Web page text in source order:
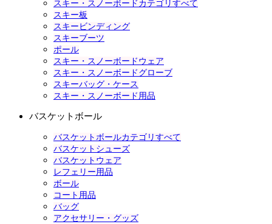
スキー・スノーボードカテゴリすべて
スキー板
スキービンディング
スキーブーツ
ポール
スキー・スノーボードウェア
スキー・スノーボードグローブ
スキーバッグ・ケース
スキー・スノーボード用品
バスケットボール
バスケットボールカテゴリすべて
バスケットシューズ
バスケットウェア
レフェリー用品
ボール
コート用品
バッグ
アクセサリー・グッズ